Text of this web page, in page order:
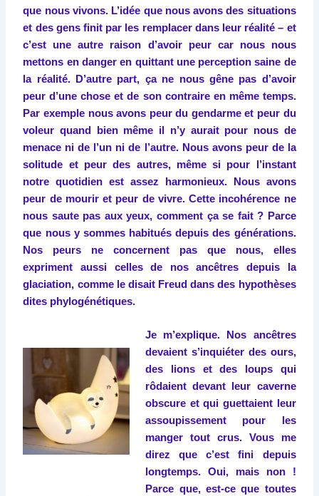
que nous vivons. L’idée que nous avons des situations
et des gens finit par les remplacer dans leur réalité – et
c’est une autre raison d’avoir peur car nous nous
mettons en danger en quittant une perception saine de
la réalité. D’autre part, ça ne nous gêne pas d’avoir
peur d’une chose et de son contraire en même temps.
Par exemple nous avons peur du gendarme et peur du
voleur quand bien même il n’y aurait pour nous de
menace ni de l’un ni de l’autre. Nous avons peur de la
solitude et peur des autres, même si pour l’instant
notre quotidien est assez harmonieux. Nous avons
peur de mourir et peur de vivre. Cette incohérence ne
nous saute pas aux yeux, comment ça se fait ? Parce
que nous y sommes habitués depuis des générations.
Nos peurs ne concernent pas que nous, elles
expriment aussi celles de nos ancêtres depuis la
glaciation, comme le disait Freud dans des hypothèses
dites phylogénétiques.
Je m’explique. Nos ancêtres
devaient s’inquiéter des ours,
des lions et des loups qui
rôdaient devant leur caverne
obscure et qui guettaient leur
assoupissement pour les
manger tout crus. Vous me
direz que c’est fini depuis
longtemps. Oui, mais non !
Parce que, est-ce que toutes